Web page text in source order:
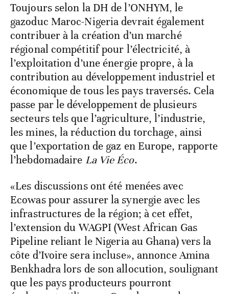
Toujours selon la DH de l’ONHYM, le
gazoduc Maroc-Nigeria devrait également
contribuer à la création d’un marché
régional compétitif pour l’électricité, à
l’exploitation d’une énergie propre, à la
contribution au développement industriel et
économique de tous les pays traversés. Cela
passe par le développement de plusieurs
secteurs tels que l’agriculture, l’industrie,
les mines, la réduction du torchage, ainsi
que l’exportation de gaz en Europe, rapporte
l’hebdomadaire La Vie Éco.
«Les discussions ont été menées avec
Ecowas pour assurer la synergie avec les
infrastructures de la région; à cet effet,
l’extension du WAGPI (West African Gas
Pipeline reliant le Nigeria au Ghana) vers la
côte d’Ivoire sera incluse», annonce Amina
Benkhadra lors de son allocution, soulignant
que les pays producteurs pourront